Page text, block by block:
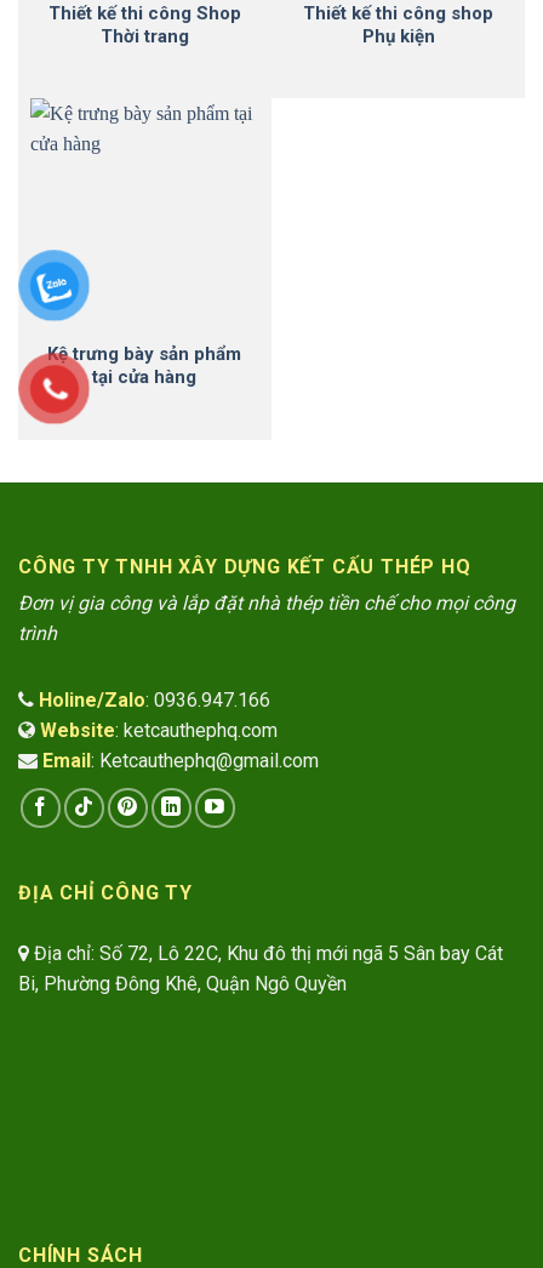
Thiết kế thi công Shop
Thời trang
Thiết kế thi công shop
Phụ kiện
Kệ trưng bày sản phẩm
tại cửa hàng
CÔNG TY TNHH XÂY DỰNG KẾT CẤU THÉP HQ
Đơn vị gia công và lắp đặt nhà thép tiền chế cho mọi công
trình
Holine/Zalo: 0936.947.166
Website: ketcauthephq.com
Email : Ketcauthephq@gmail.com
ĐỊA CHỈ CÔNG TY
Địa chỉ: Số 72, Lô 22C, Khu đô thị mới ngã 5 Sân bay Cát
Bi, Phường Đông Khê, Quận Ngô Quyền
CHÍNH SÁCH